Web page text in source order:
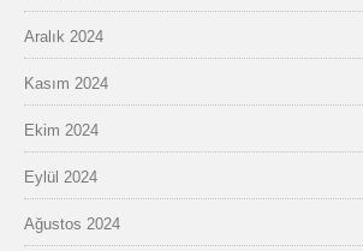
Aralık 2024
Kasım 2024
Ekim 2024
Eylül 2024
Ağustos 2024